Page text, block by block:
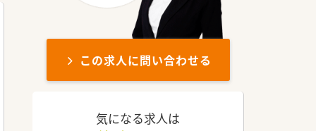
この求人に問い合わせる
気になる求人は